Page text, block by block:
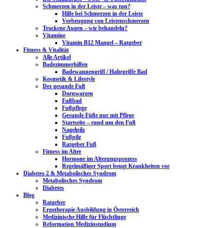
Schmerzen in der Leiste – was tun?
Hilfe bei Schmerzen in der Leiste
Vorbeugung von Leistenschmerzen
Trockene Augen – wie behandeln?
Vitamine
Vitamin B12 Mangel – Ratgeber
Fitness & Vitalität
Alle Artikel
Badezimmerhilfen
Badewannengriff / Haltegriffe Bad
Kosmetik & Lifestyle
Der gesunde Fuß
Dornwarzen
Fußbad
Fußpflege
Gesunde Füße nur mit Pflege
Startseite – rund um den Fuß
Nagelpilz
Fußpilz
Ratgeber Fuß
Fitness im Alter
Hormone im Alterungsprozess
Regelmäßiger Sport beugt Krankheiten vor
Diabetes 2 & Metabolisches Syndrom
Metabolisches Syndrom
Diabetes
Blog
Ratgeber
Ergotherapie Ausbildung in Österreich
Medizinische Hilfe für Flüchtlinge
Reformation Medizinstudium